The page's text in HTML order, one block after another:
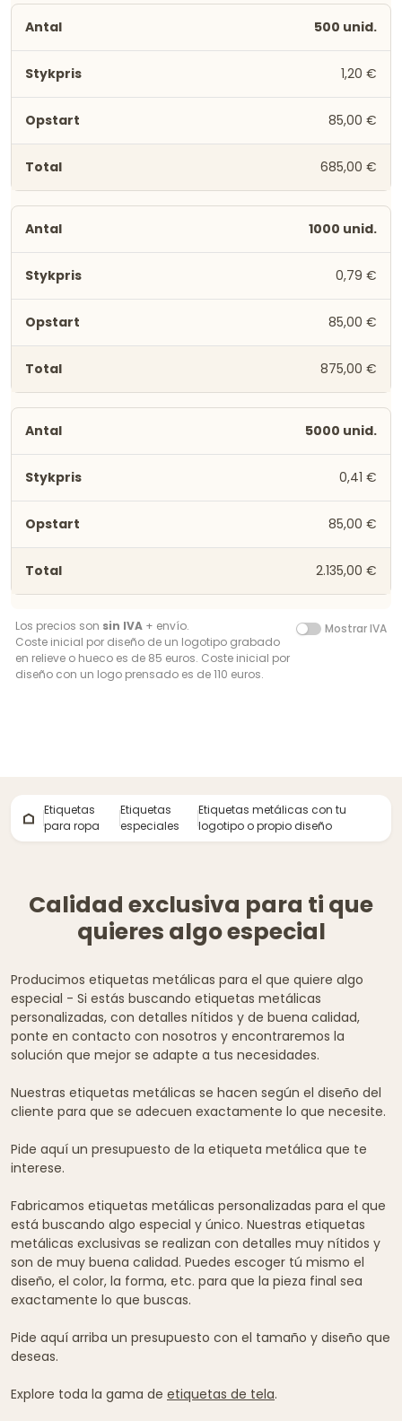
500 unid.
1,20 €
85,00 €
685,00 €
1000 unid.
0,79 €
85,00 €
875,00 €
5000 unid.
0,41 €
85,00 €
2.135,00 €
Los precios son sin IVA + envío.
Coste inicial por diseño de un logotipo grabado
en relieve o hueco es de 85 euros. Coste inicial por
diseño con un logo prensado es de 110 euros.
Mostrar IVA
Etiquetas
para ropa
Etiquetas
especiales
Etiquetas metálicas con tu
logotipo o propio diseño
Calidad exclusiva para ti que
quieres algo especial
Producimos etiquetas metálicas para el que quiere algo
especial - Si estás buscando etiquetas metálicas
personalizadas, con detalles nítidos y de buena calidad,
ponte en contacto con nosotros y encontraremos la
solución que mejor se adapte a tus necesidades.
Nuestras etiquetas metálicas se hacen según el diseño del
cliente para que se adecuen exactamente lo que necesite.
Pide aquí un presupuesto de la etiqueta metálica que te
interese.
Fabricamos etiquetas metálicas personalizadas para el que
está buscando algo especial y único. Nuestras etiquetas
metálicas exclusivas se realizan con detalles muy nítidos y
son de muy buena calidad. Puedes escoger tú mismo el
diseño, el color, la forma, etc. para que la pieza final sea
exactamente lo que buscas.
Pide aquí arriba un presupuesto con el tamaño y diseño que
deseas.
Explore toda la gama de etiquetas de tela.